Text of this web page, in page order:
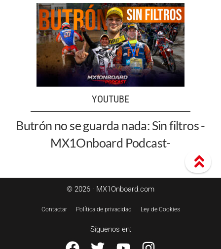
YOUTUBE
Butrón no se guarda nada: Sin filtros -
MX1Onboard Podcast-
© 2026 · MX1Onboard.com
Contactar Política de privacidad Ley de Cookies
Síguenos en: